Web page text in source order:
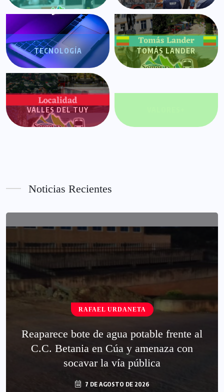
TECNOLOGÍA TOMÁS LANDER
VALLES DEL TUY
Noticias Recientes
RAFAEL URDANETA
Reaparece bote de agua potable frente al
C.C. Betania en Cúa y amenaza con
socavar la vía pública
7 DE AGOSTO DE 2026